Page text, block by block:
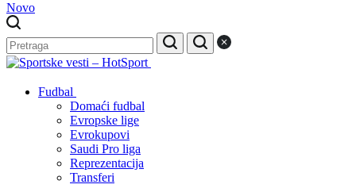
Novo
Fudbal
Domaći fudbal
Evropske lige
Evrokupovi
Saudi Pro liga
Reprezentacija
Transferi